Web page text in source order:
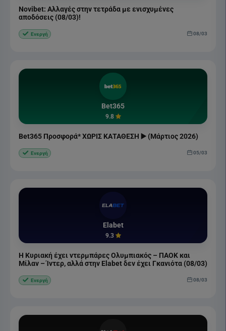
Novibet: Αλλαγές στην τετράδα με ενισχυμένες
αποδόσεις (08/03)!
Ενεργή 08/03
Bet365
9.8
Bet365 Προσφορά* ΧΩΡΙΣ ΚΑΤΑΘΕΣΗ ▶️ (Μάρτιος 2026)
Ενεργή 05/03
Elabet
9.3
Η Κυριακή έχει ντερμπάρες Ολυμπιακός – ΠΑΟΚ και
Μίλαν – Ίντερ, αλλά στην Elabet δεν έχει Γκανιότα (08/03)
Ενεργή 08/03